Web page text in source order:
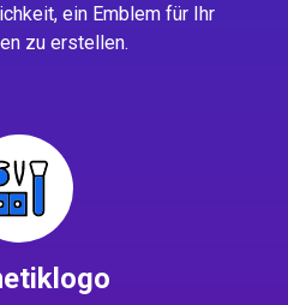
ein Emblem für Ihr
zu erstellen.